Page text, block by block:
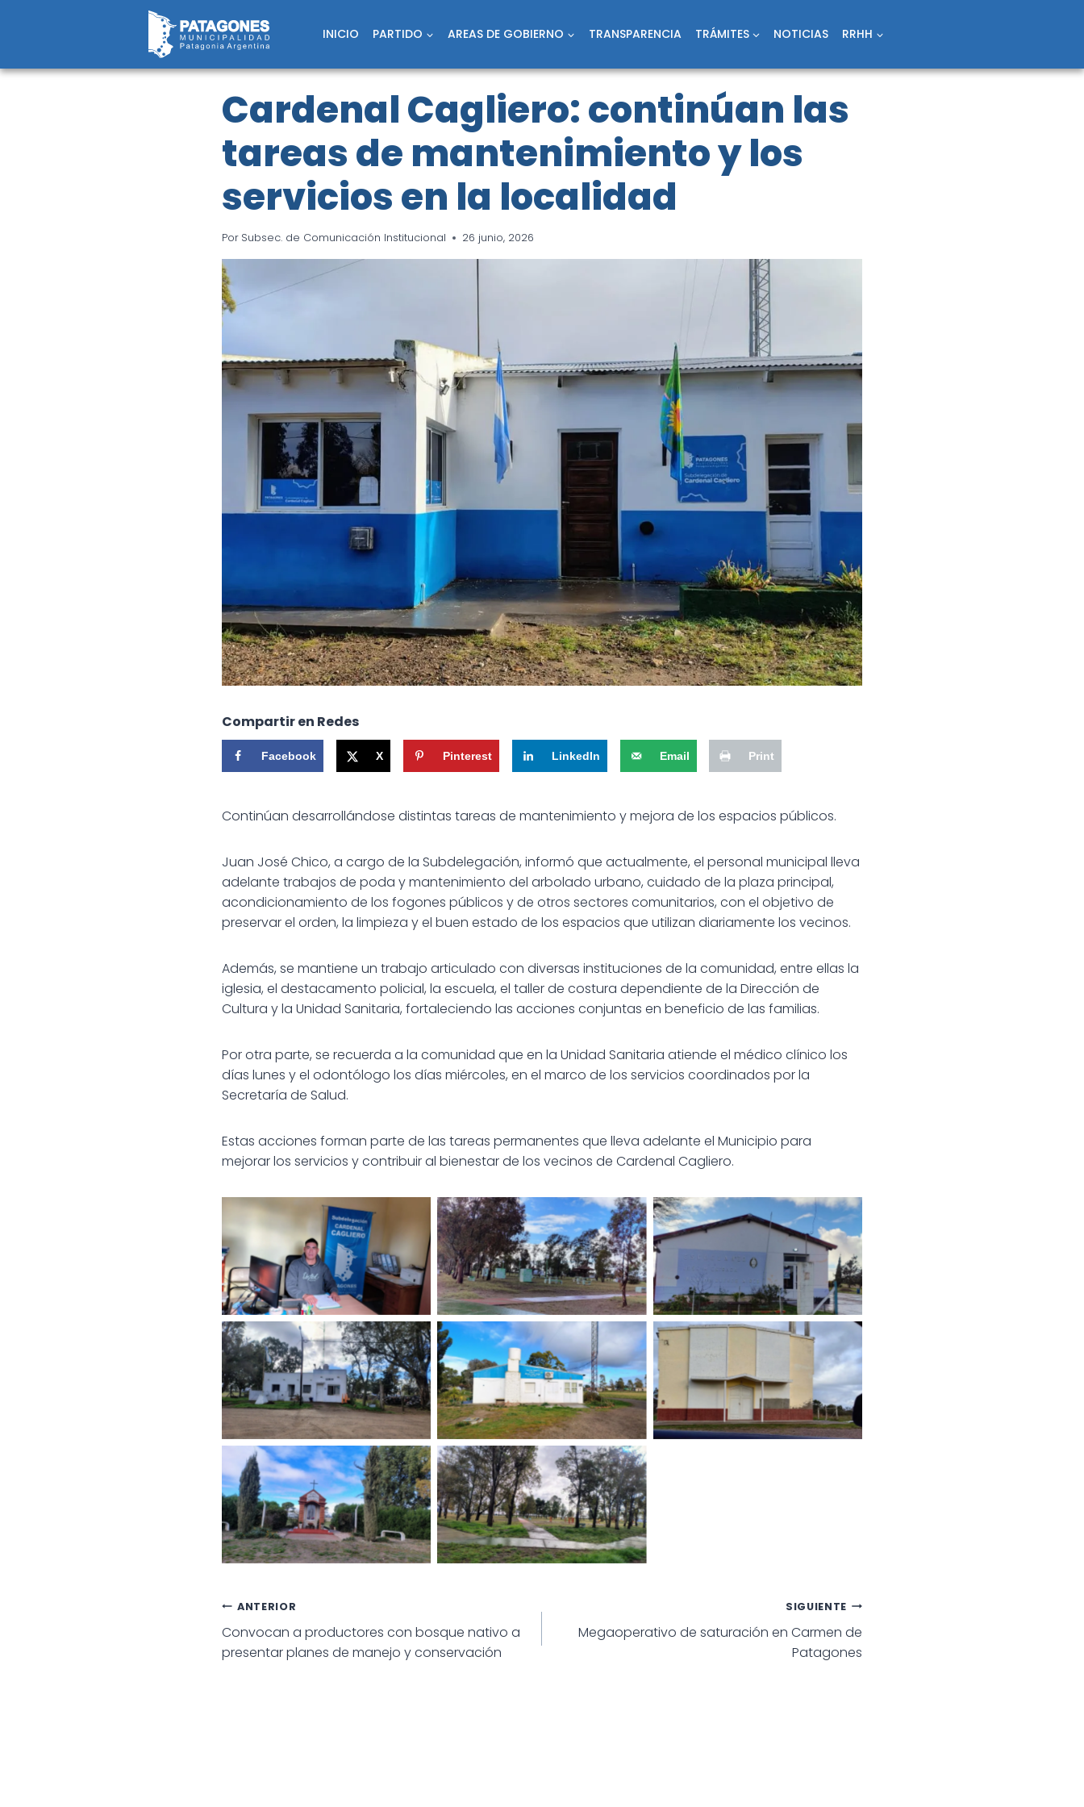
INICIO PARTIDO AREAS DE GOBIERNO TRANSPARENCIA TRÁMITES NOTICIAS RRHH
Cardenal Cagliero: continúan las
tareas de mantenimiento y los
servicios en la localidad
Por Subsec. de Comunicación Institucional 26 junio, 2026
Compartir en Redes
Facebook X Pinterest LinkedIn Email Print
Continúan desarrollándose distintas tareas de mantenimiento y mejora de los espacios públicos.
Juan José Chico, a cargo de la Subdelegación, informó que actualmente, el personal municipal lleva
adelante trabajos de poda y mantenimiento del arbolado urbano, cuidado de la plaza principal,
acondicionamiento de los fogones públicos y de otros sectores comunitarios, con el objetivo de
preservar el orden, la limpieza y el buen estado de los espacios que utilizan diariamente los vecinos.
Además, se mantiene un trabajo articulado con diversas instituciones de la comunidad, entre ellas la
iglesia, el destacamento policial, la escuela, el taller de costura dependiente de la Dirección de
Cultura y la Unidad Sanitaria, fortaleciendo las acciones conjuntas en beneficio de las familias.
Por otra parte, se recuerda a la comunidad que en la Unidad Sanitaria atiende el médico clínico los
días lunes y el odontólogo los días miércoles, en el marco de los servicios coordinados por la
Secretaría de Salud.
Estas acciones forman parte de las tareas permanentes que lleva adelante el Municipio para
mejorar los servicios y contribuir al bienestar de los vecinos de Cardenal Cagliero.
Navegación
de
ANTERIOR
Convocan a productores con bosque nativo a
presentar planes de manejo y conservación
SIGUIENTE
Megaoperativo de saturación en Carmen de
Patagones